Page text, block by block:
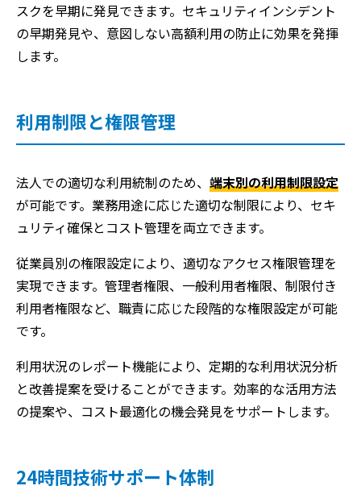
スクを早期に発見できます。セキュリティインシデント
の早期発見や、意図しない高額利用の防止に効果を発揮
します。
利用制限と権限管理
法人での適切な利用統制のため、 端末別の利用制限設定
が可能です。業務用途に応じた適切な制限により、セキ
ュリティ確保とコスト管理を両立できます。
従業員別の権限設定により、適切なアクセス権限管理を
実現できます。管理者権限、一般利用者権限、制限付き
利用者権限など、職責に応じた段階的な権限設定が可能
です。
利用状況のレポート機能により、定期的な利用状況分析
と改善提案を受けることができます。効率的な活用方法
の提案や、コスト最適化の機会発見をサポートします。
24時間技術サポート体制